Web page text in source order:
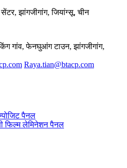
झांगजीगांग, जियांग्सू, चीन
गांव, फेनघुआंग टाउन, झांगजीगांग,
Raya.tian@btacp.com
पैनल
फिल्म लेमिनेशन पैनल